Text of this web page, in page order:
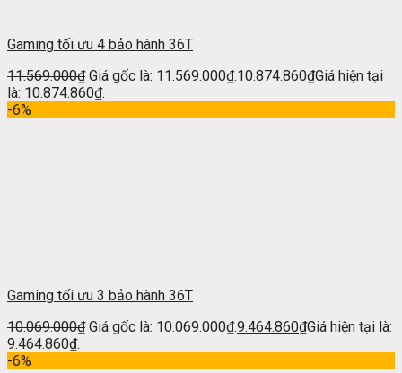
Gaming tối ưu 4 bảo hành 36T
11.569.000₫ Giá gốc là: 11.569.000₫.10.874.860₫Giá hiện tại
là: 10.874.860₫.
-6%
Gaming tối ưu 3 bảo hành 36T
10.069.000₫ Giá gốc là: 10.069.000₫.9.464.860₫Giá hiện tại là:
9.464.860₫.
-6%